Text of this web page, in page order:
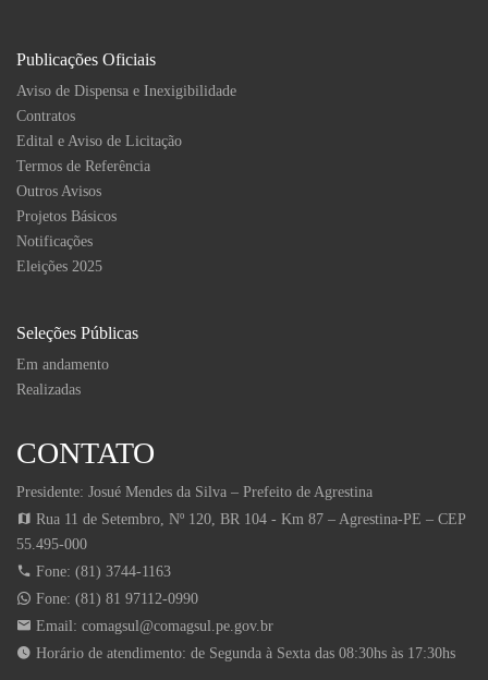
Publicações Oficiais
Aviso de Dispensa e Inexigibilidade
Contratos
Edital e Aviso de Licitação
Termos de Referência
Outros Avisos
Projetos Básicos
Notificações
Eleições 2025
Seleções Públicas
Em andamento
Realizadas
CONTATO
Presidente: Josué Mendes da Silva – Prefeito de Agrestina
Rua 11 de Setembro, Nº 120, BR 104 - Km 87 – Agrestina-PE – CEP
55.495-000
Fone: (81) 3744-1163
Fone: (81) 81 97112-0990
Email: comagsul@comagsul.pe.gov.br
Horário de atendimento: de Segunda à Sexta das 08:30hs às 17:30hs